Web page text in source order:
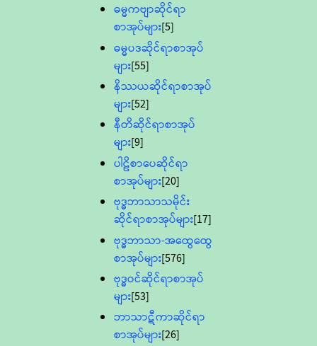
ဓမ္မကဗျာဆိုင်ရာ
စာအုပ်များ[5]
ဓမ္မပဒဆိုင်ရာစာအုပ်
များ[55]
နိဿယဆိုင်ရာစာအုပ်
များ[52]
နီတိဆိုင်ရာစာအုပ်
များ[9]
ပါဠိစာပေဆိုင်ရာ
စာအုပ်များ[20]
ဗုဒ္ဓဘာသာသမိုင်း
ဆိုင်ရာစာအုပ်များ[17]
ဗုဒ္ဓဘာသာ-အထွေထွေ
စာအုပ်များ[576]
ဗုဒ္ဓဝင်ဆိုင်ရာစာအုပ်
များ[53]
ဘာသာဋီကာဆိုင်ရာ
စာအုပ်များ[26]